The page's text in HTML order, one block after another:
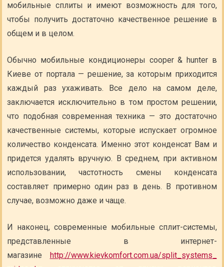
мобильные сплиты и имеют возможность для того,
чтобы получить достаточно качественное решение в
общем и в целом.
Обычно мобильные кондиционеры cooper & hunter в
Киеве от портала — решение, за которым приходится
каждый раз ухаживать. Все дело на самом деле,
заключается исключительно в том простом решении,
что подобная современная техника — это достаточно
качественные системы, которые испускает огромное
количество конденсата. Именно этот конденсат Вам и
придется удалять вручную. В среднем, при активном
использовании, частотность смены конденсата
составляет примерно один раз в день. В противном
случае, возможно даже и чаще.
И наконец, современные мобильные сплит-системы,
представленные в интернет-
магазине http://www.kievkomfort.com.ua/split_systems_